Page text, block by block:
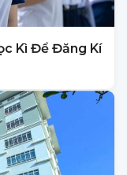
Kì Để Đăng Kí